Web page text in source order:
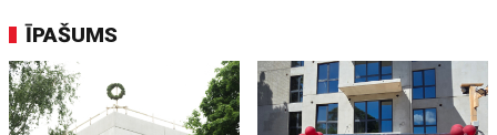
ĪPAŠUMS